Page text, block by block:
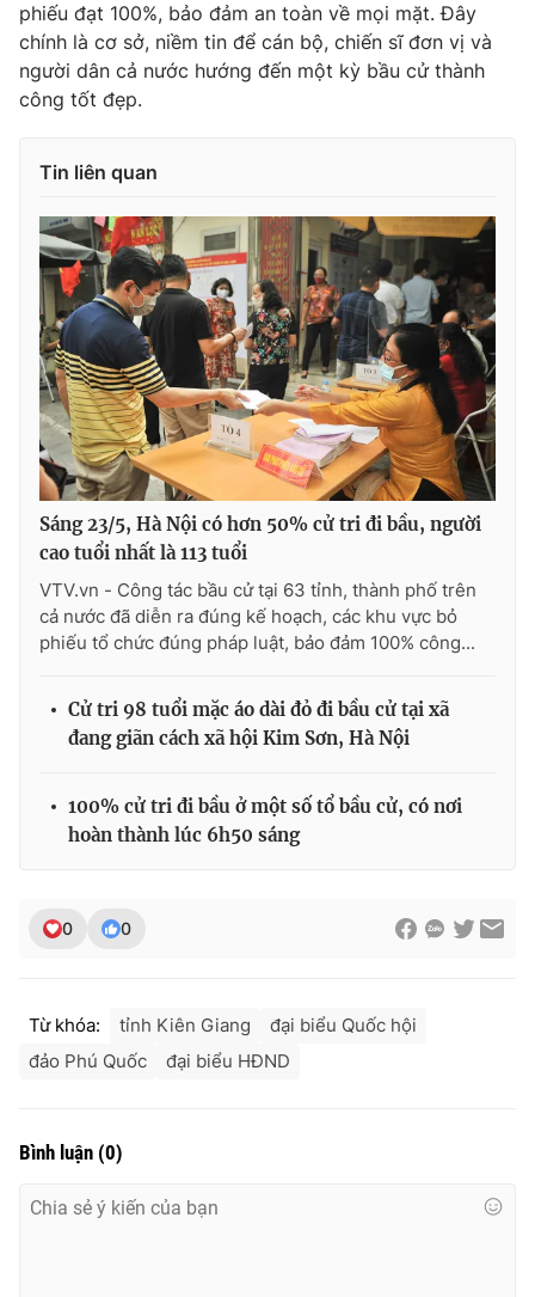
phiếu đạt 100%, bảo đảm an toàn về mọi mặt. Đây
chính là cơ sở, niềm tin để cán bộ, chiến sĩ đơn vị và
người dân cả nước hướng đến một kỳ bầu cử thành
công tốt đẹp.
Tin liên quan
Sáng 23/5, Hà Nội có hơn 50% cử tri đi bầu, người
cao tuổi nhất là 113 tuổi
VTV.vn - Công tác bầu cử tại 63 tỉnh, thành phố trên
cả nước đã diễn ra đúng kế hoạch, các khu vực bỏ
phiếu tổ chức đúng pháp luật, bảo đảm 100% công...
Cử tri 98 tuổi mặc áo dài đỏ đi bầu cử tại xã
đang giãn cách xã hội Kim Sơn, Hà Nội
100% cử tri đi bầu ở một số tổ bầu cử, có nơi
hoàn thành lúc 6h50 sáng
0 0
Từ khóa: tỉnh Kiên Giang
đại biểu Quốc hội
đảo Phú Quốc
đại biểu HĐND
Bình luận (0)